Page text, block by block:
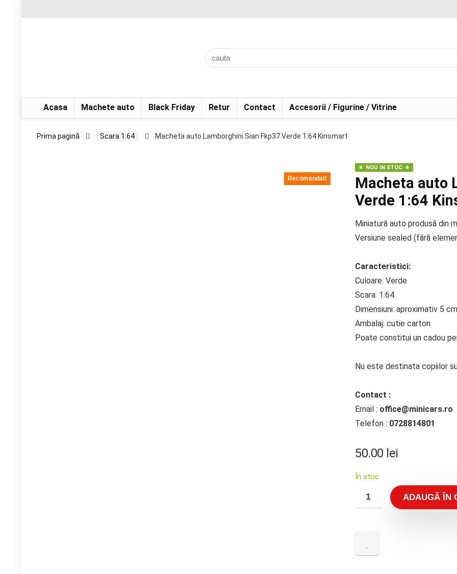
Acasa Machete auto Black Friday Retur Contact Accesorii / Figurine / Vitrine
Prima pagină Scara 1:64 Macheta auto Lamborghini Sian Fkp37 Verde 1:64 Kinsmart
Recomandat!
NOU IN STOC
Macheta auto
Verde 1:64
Miniatură auto produsă din
Versiune sealed (fără
Caracteristici:
Culoare: Verde
Scara: 1:64
Dimensiuni: aproximativ 5 cm
Ambalaj: cutie carton
Poate constitui un cadou
Nu este destinata copiilor
Contact :
Email : office@minicars.ro
Telefon : 0728814801
50.00 lei
În stoc
ADAUGĂ ÎN